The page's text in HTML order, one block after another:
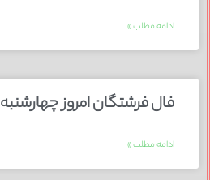
ادامه مطلب »
فال فرشتگان امروز چهارشنبه 3 دی 1404
ادامه مطلب »